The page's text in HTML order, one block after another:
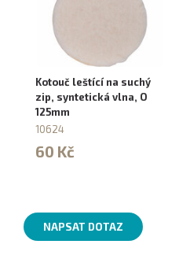
Kotouč leštící na suchý
zip, syntetická vlna, O
125mm
10624
60 Kč
NAPSAT DOTAZ